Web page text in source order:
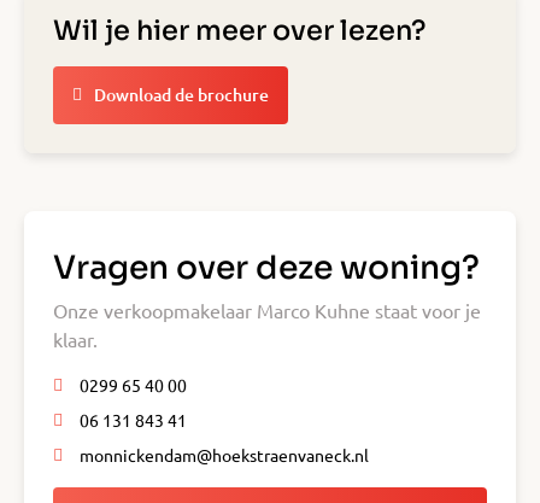
Wil je hier meer over lezen?
Download de brochure
Vragen over deze woning?
Onze verkoopmakelaar Marco Kuhne staat voor je
klaar.
0299 65 40 00
06 131 843 41
monnickendam@hoekstraenvaneck.nl